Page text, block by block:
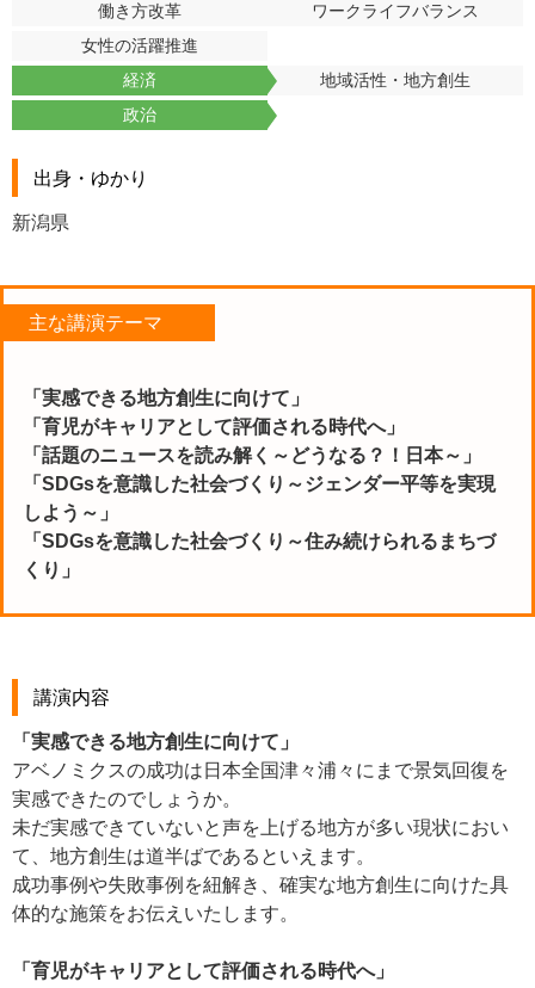
働き方改革
ワークライフバランス
女性の活躍推進
経済
地域活性・地方創生
政治
出身・ゆかり
新潟県
主な講演テーマ
「実感できる地方創生に向けて」
「育児がキャリアとして評価される時代へ」
「話題のニュースを読み解く～どうなる？！日本～」
「SDGsを意識した社会づくり～ジェンダー平等を実現
しよう～」
「SDGsを意識した社会づくり～住み続けられるまちづ
くり」
講演内容
「実感できる地方創生に向けて」
アベノミクスの成功は日本全国津々浦々にまで景気回復を
実感できたのでしょうか。
未だ実感できていないと声を上げる地方が多い現状におい
て、地方創生は道半ばであるといえます。
成功事例や失敗事例を紐解き、確実な地方創生に向けた具
体的な施策をお伝えいたします。
「育児がキャリアとして評価される時代へ」